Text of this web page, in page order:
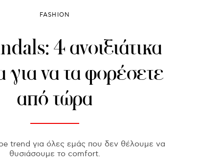
FASHION
4 ανοιξιάτικα
για να τα φορέσετε
από τώρα
trend για όλες εμάς που δεν θέλουμε να
θυσιάσουμε το comfort.